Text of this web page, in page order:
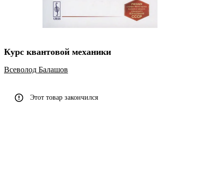
Курс квантовой механики
Всеволод Балашов
Этот товар закончился